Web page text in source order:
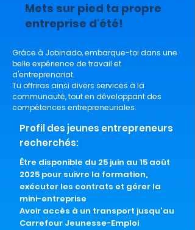
Mets sur pied ta propre
entreprise d'été!
Grâce à Jobinado, embarque-toi dans une
belle expérience de travail et
d'entreprenariat.
Tu offriras ainsi divers services à la
communauté, tout en développant des
compétences entrepreneuriales.
Profil des jeunes entrepreneurs
recherchés:
Être disponible du 25 juin au 15 août
2025 pour suivre la formation,
exécuter les contrats et gérer la
mini-entreprise
Avoir accès à un transport jusqu'au
Carrefour Jeunesse-Emploi